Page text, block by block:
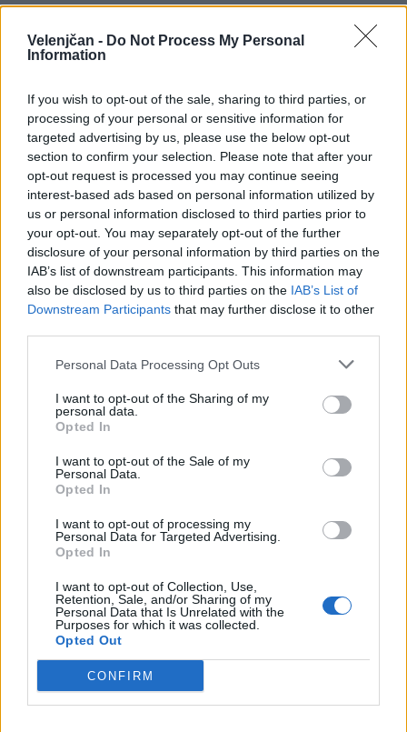
Velenjčan - Do Not Process My Personal
Information
If you wish to opt-out of the sale, sharing to third parties, or
processing of your personal or sensitive information for
targeted advertising by us, please use the below opt-out
section to confirm your selection. Please note that after your
opt-out request is processed you may continue seeing
interest-based ads based on personal information utilized by
us or personal information disclosed to third parties prior to
your opt-out. You may separately opt-out of the further
disclosure of your personal information by third parties on the
IAB’s list of downstream participants. This information may
also be disclosed by us to third parties on the IAB’s List of
Downstream Participants that may further disclose it to other
Personal Data Processing Opt Outs
I want to opt-out of the Sharing of my
personal data.
Opted In
I want to opt-out of the Sale of my
Personal Data.
Opted In
I want to opt-out of processing my
Personal Data for Targeted Advertising.
Opted In
I want to opt-out of Collection, Use,
Retention, Sale, and/or Sharing of my
Personal Data that Is Unrelated with the
Purposes for which it was collected.
Opted Out
CONFIRM
Več iz kategorije Družba
Kam čez vikend v Velenju: K obisku
vabi Poletni bolšji sejem
7. avgust 2026
Dež bo prekinil vročinski val, a le za
7. avgust 2026
Jutrišnje Sobotne lutkarije vabijo
otroke na predstavo "Fuj, gosenica!"
7. avgust 2026
Opozorilo:Po 297. členu Kazenskega zakonika je
posameznik kazensko odgovoren za javno spodbujanje
sovraštva, nasilja ali nestrpnosti. Komentarji z žaljivimi,
rasističnimi, diskriminatornimi ali nezakonitimi vsebinami
bodo odstranjeni. Pravila komentiranja →